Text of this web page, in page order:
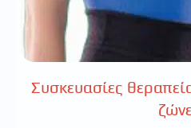
Συσκευασίες